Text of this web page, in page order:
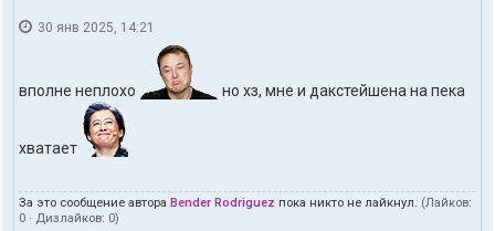
30 янв 2025, 14:21
вполне неплохо но хз, мне и дакстейшена на пека
хватает
За это сообщение автора Bender Rodriguez пока никто не лайкнул. (Лайков:
0 · Дизлайков: 0)